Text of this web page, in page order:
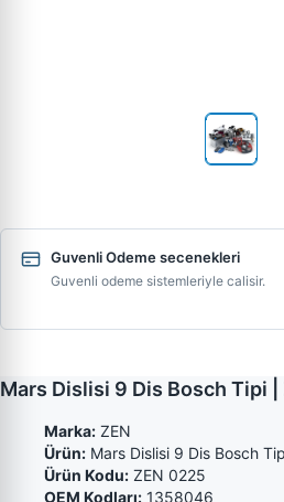
Guvenli Odeme secenekleri
Guvenli odeme sistemleriyle calisir.
Mars Dislisi 9 Dis Bosch Tipi
Marka: ZEN
Ürün: Mars Dislisi 9 Dis Bosch
Ürün Kodu: ZEN 0225
OEM Kodları: 1358046